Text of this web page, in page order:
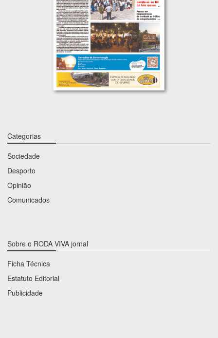
Categorias
Sociedade
Desporto
Opinião
Comunicados
Sobre o RODA VIVA jornal
Ficha Técnica
Estatuto Editorial
Publicidade